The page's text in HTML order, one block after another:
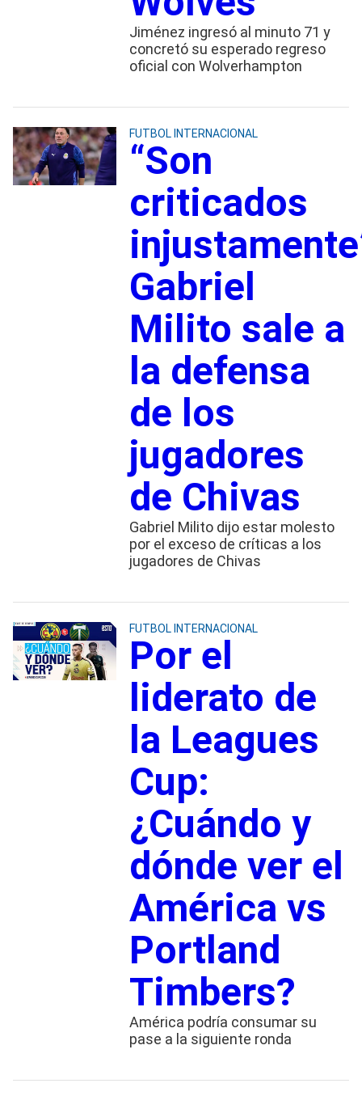
Jiménez ingresó al minuto 71 y
concretó su esperado regreso
oficial con Wolverhampton
FUTBOL INTERNACIONAL
“Son
criticados
Gabriel
Milito sale a
la defensa
de los
jugadores
de Chivas
Gabriel Milito dijo estar molesto
por el exceso de críticas a los
jugadores de Chivas
FUTBOL INTERNACIONAL
Por el
liderato de
la Leagues
Cup:
¿Cuándo y
dónde ver el
América vs
Portland
Timbers?
América podría consumar su
pase a la siguiente ronda